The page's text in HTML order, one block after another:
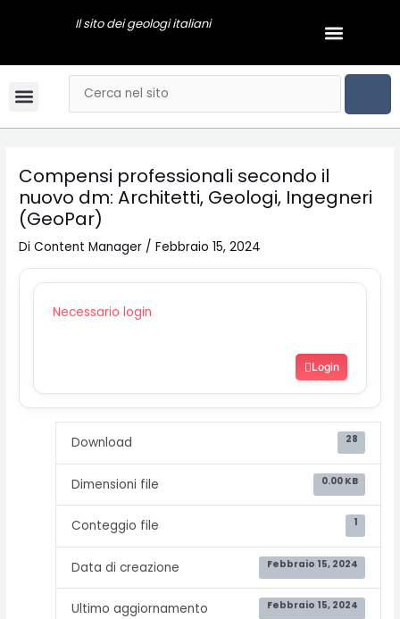
Il sito dei geologi italiani Menu
Menu Cerca
Compensi professionali secondo il
nuovo dm: Architetti, Geologi, Ingegneri
(GeoPar)
DiContent Manager /Febbraio 15, 2024
Necessario login
Login
Download 28
Dimensioni file 0.00 KB
Conteggio file 1
Data di creazione Febbraio 15, 2024
Ultimo aggiornamento Febbraio 15, 2024
articoli